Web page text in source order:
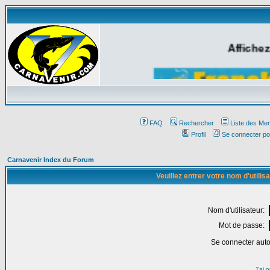
FAQ Rechercher
Liste des
Profil
Se connecter
Carnavenir Index du Forum
Veuillez entrer votre nom
Nom d'utilisateur:
Mot de passe:
Se connecter